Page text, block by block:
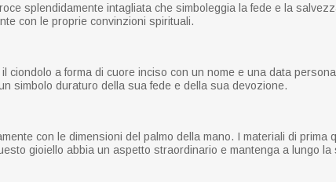
splendidamente intagliata che simboleggia la fede e la
con le proprie convinzioni spirituali.
a forma di cuore inciso con un nome e una data
simbolo duraturo della sua fede e della sua devozione.
con le dimensioni del palmo della mano. I materiali di prima
gioiello abbia un aspetto straordinario e mantenga a lungo la